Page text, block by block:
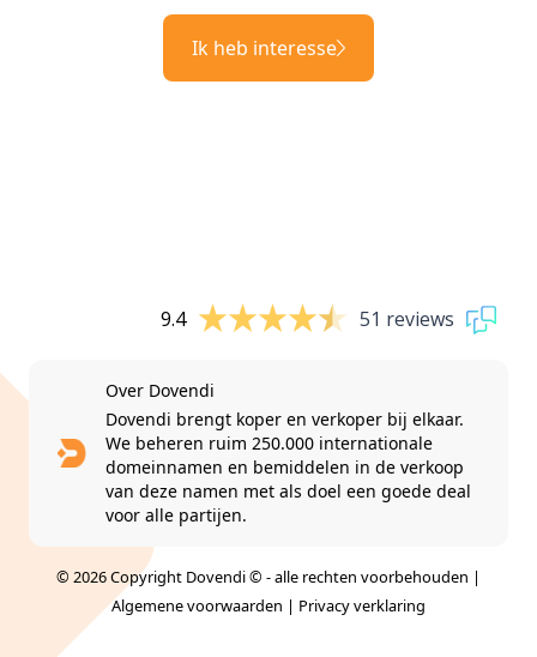
Ik heb interesse
9.4 51 reviews
Over Dovendi
Dovendi brengt koper en verkoper bij elkaar.
We beheren ruim 250.000 internationale
domeinnamen en bemiddelen in de verkoop
van deze namen met als doel een goede deal
voor alle partijen.
© 2026 Copyright Dovendi © - alle rechten voorbehouden |
Algemene voorwaarden | Privacy verklaring